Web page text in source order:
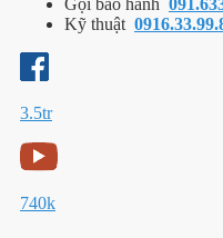
Gọi bảo hành
Kỹ thuật
3.5tr
740k